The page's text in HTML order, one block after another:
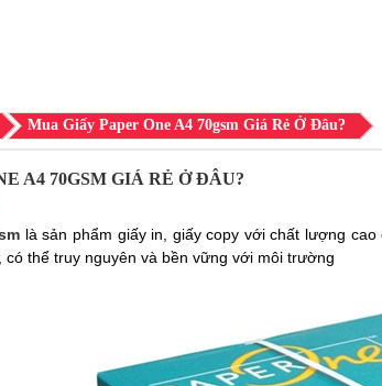
Mua Giấy Paper One A4 70gsm Giá Rẻ Ở Đâu?
A4 70GSM GIÁ RẺ Ở ĐÂU?
là sản phẩm giấy in, giấy copy với chất lượng
có thể truy nguyên và bền vững với môi trường